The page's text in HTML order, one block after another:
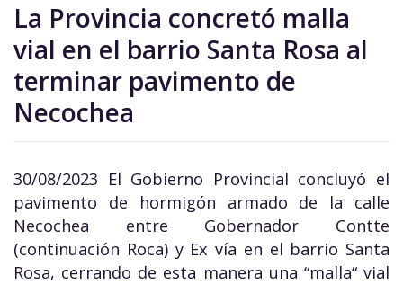
La Provincia concretó malla
vial en el barrio Santa Rosa al
terminar pavimento de
Necochea
30/08/2023 El Gobierno Provincial concluyó el
pavimento de hormigón armado de la calle
Necochea entre Gobernador Contte
(continuación Roca) y Ex vía en el barrio Santa
Rosa, cerrando de esta manera una “malla“ vial